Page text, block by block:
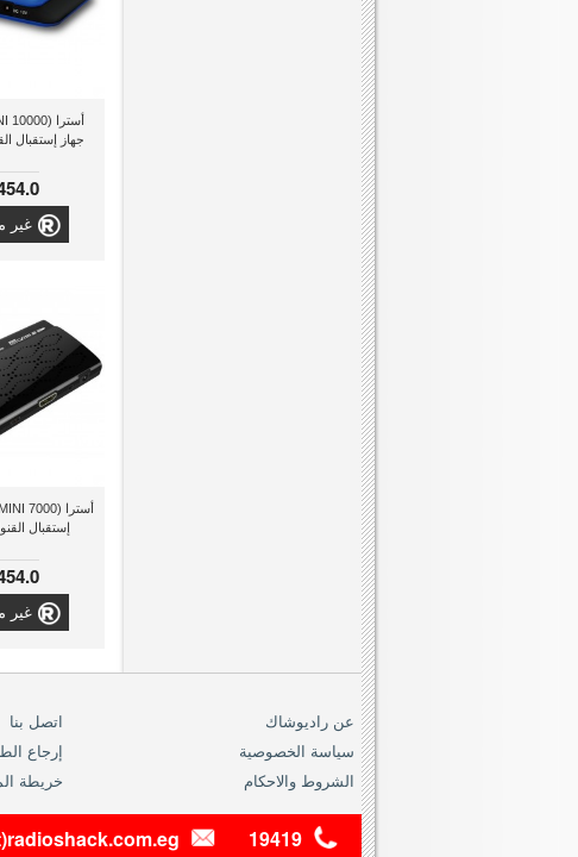
جهاز إستقبال
غير
إستقبال
غير
عن راديوشاك
سياسة الخصوصية
الشروط والاحكام
اتصل بنا
إرجاع
خريطة
19419